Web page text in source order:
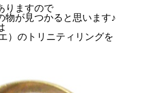
りますので
物が見つかると思います♪
）のトリニティリングを